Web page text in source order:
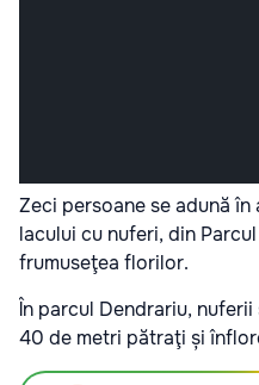
Zeci persoane se adună
lacului cu nuferi, din
frumuseţea florilor.
În parcul Dendrariu,
40 de metri pătraţi și